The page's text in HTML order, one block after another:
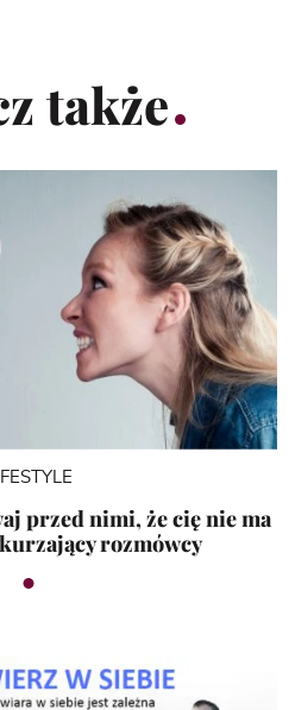
także
przed nimi, że cię nie ma
rozmówcy